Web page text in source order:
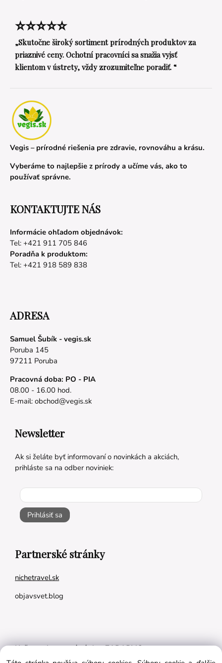
⭐⭐⭐⭐⭐
„Skutočne široký sortiment prírodných produktov za
priaznivé ceny. Ochotní pracovníci sa snažia vyjsť
klientom v ústrety, vždy zrozumiteľne poradiť. “
Vegis – prírodné riešenia pre zdravie, rovnováhu a krásu.
Vyberáme to najlepšie z prírody a učíme vás, ako to
používať správne.
KONTAKTUJTE NÁS
Informácie ohľadom objednávok:
Tel: +421 911 705 846
Poradňa k produktom:
Tel: +421 918 589 838
ADRESA
Samuel Šubík - vegis.sk
Poruba 145
97211 Poruba
Pracovná doba: PO - PIA
08.00 - 16.00 hod.
E-mail: obchod@vegis.sk
Newsletter
Ak si želáte byť informovaní o novinkách a akciách,
prihláste sa na odber noviniek:
Prihlásiť sa
Partnerské stránky
nichetravel.sk
objavsvet.blog
Naše appky pre vás úplne ZADARMO: